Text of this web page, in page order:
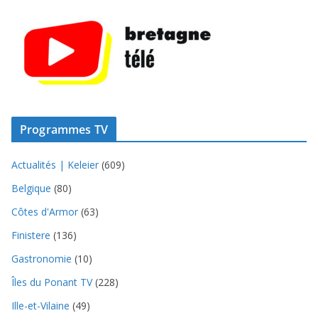
Programmes TV
Actualités | Keleier (609)
Belgique (80)
Côtes d'Armor (63)
Finistere (136)
Gastronomie (10)
Îles du Ponant TV(228)
Ille-et-Vilaine (49)